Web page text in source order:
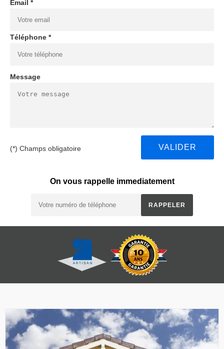
Email *
Téléphone *
Message
(*) Champs obligatoire
On vous rappelle immediatement